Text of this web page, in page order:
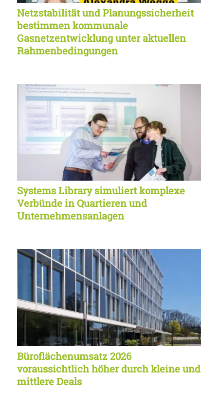
Netzstabilität und Planungssicherheit
bestimmen kommunale
Gasnetzentwicklung unter aktuellen
Rahmenbedingungen
Systems Library simuliert komplexe
Verbünde in Quartieren und
Unternehmensanlagen
Büroflächenumsatz 2026
voraussichtlich höher durch kleine und
mittlere Deals